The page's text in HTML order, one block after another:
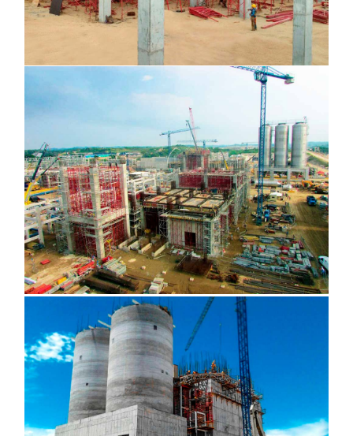
Etileno XXI, Coatzacoalcos Veracruz
Planta Heineken, Meoqui Chihuahua